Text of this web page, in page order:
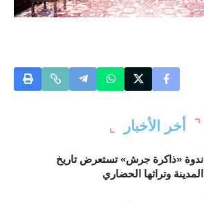
أخر الأخبار
ندوة «ذاكرة جرش» تستعرض تاريخ
المدينة وتراثها الحضاري